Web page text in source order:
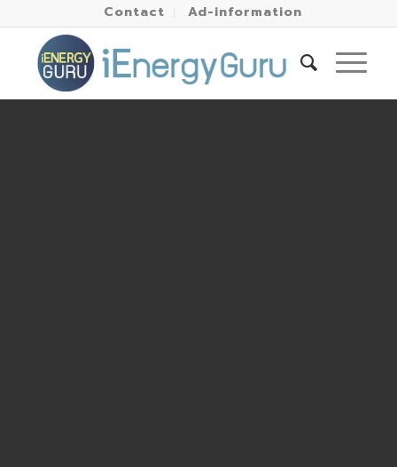
Contact Ad-information